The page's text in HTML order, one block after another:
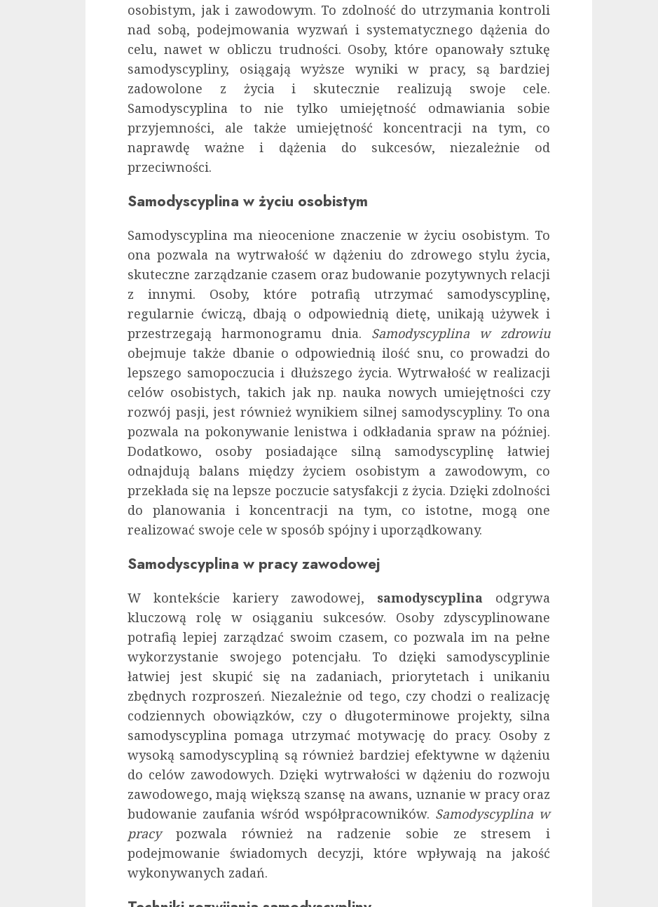
osobistym, jak i zawodowym. To zdolność do utrzymania kontroli
nad sobą, podejmowania wyzwań i systematycznego dążenia do
celu, nawet w obliczu trudności. Osoby, które opanowały sztukę
samodyscypliny, osiągają wyższe wyniki w pracy, są bardziej
zadowolone z życia i skutecznie realizują swoje cele.
Samodyscyplina to nie tylko umiejętność odmawiania sobie
przyjemności, ale także umiejętność koncentracji na tym, co
naprawdę ważne i dążenia do sukcesów, niezależnie od
przeciwności.
Samodyscyplina w życiu osobistym
Samodyscyplina ma nieocenione znaczenie w życiu osobistym. To
ona pozwala na wytrwałość w dążeniu do zdrowego stylu życia,
skuteczne zarządzanie czasem oraz budowanie pozytywnych relacji
z innymi. Osoby, które potrafią utrzymać samodyscyplinę,
regularnie ćwiczą, dbają o odpowiednią dietę, unikają używek i
przestrzegają harmonogramu dnia. Samodyscyplina w zdrowiu
obejmuje także dbanie o odpowiednią ilość snu, co prowadzi do
lepszego samopoczucia i dłuższego życia​​. Wytrwałość w realizacji
celów osobistych, takich jak np. nauka nowych umiejętności czy
rozwój pasji, jest również wynikiem silnej samodyscypliny. To ona
pozwala na pokonywanie lenistwa i odkładania spraw na później.
Dodatkowo, osoby posiadające silną samodyscyplinę łatwiej
odnajdują balans między życiem osobistym a zawodowym, co
przekłada się na lepsze poczucie satysfakcji z życia. Dzięki zdolności
do planowania i koncentracji na tym, co istotne, mogą one
realizować swoje cele w sposób spójny i uporządkowany.
Samodyscyplina w pracy zawodowej
W kontekście kariery zawodowej, samodyscyplina odgrywa
kluczową rolę w osiąganiu sukcesów. Osoby zdyscyplinowane
potrafią lepiej zarządzać swoim czasem, co pozwala im na pełne
wykorzystanie swojego potencjału. To dzięki samodyscyplinie
łatwiej jest skupić się na zadaniach, priorytetach i unikaniu
zbędnych rozproszeń​. Niezależnie od tego, czy chodzi o realizację
codziennych obowiązków, czy o długoterminowe projekty, silna
samodyscyplina pomaga utrzymać motywację do pracy. Osoby z
wysoką samodyscypliną są również bardziej efektywne w dążeniu
do celów zawodowych. Dzięki wytrwałości w dążeniu do rozwoju
zawodowego, mają większą szansę na awans, uznanie w pracy oraz
budowanie zaufania wśród współpracowników. Samodyscyplina w
pracypozwala również na radzenie sobie ze stresem i
podejmowanie świadomych decyzji, które wpływają na jakość
wykonywanych zadań.